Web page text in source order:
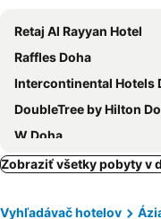
Retaj Al Rayyan Hotel
Raffles Doha
Intercontinental Hotels Doha Beach & Spa
DoubleTree by Hilton Doha Old
W Doha
Horizon Manor Hotel
Sovereign Hotel
Zobraziť všetky pobyty v
Vyhľadávač hotelov